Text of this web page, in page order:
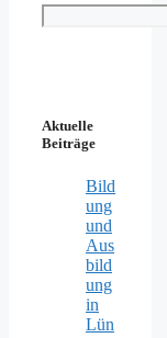
Suchen
Aktuelle
Beiträge
Bild
ung
und
Aus
bild
ung
in
Lün